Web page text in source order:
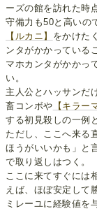
ーズの館を訪れた時
守備力も50と高いの
【ルカニ】 をかけた
ンタがかかっている
マホカンタがかかっ
い。
主人公とハッサンだ
畜コンボや 【キラー
する初見殺しの一例
ただし、ここへ来る
ほうがいいかも」と
で取り返しはつく。
ここに来てすぐには
えば、ほぼ安定して
ミレーユに経験値を